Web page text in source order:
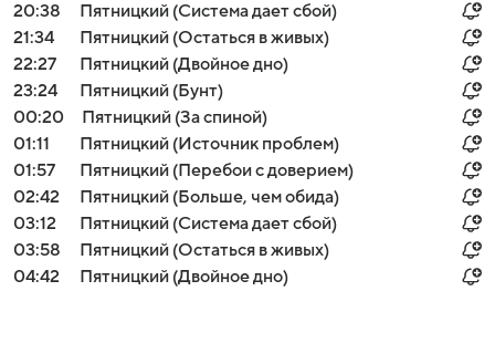
20:38
Пятницкий (Система дает сбой)
21:34
Пятницкий (Остаться в живых)
22:27
Пятницкий (Двойное дно)
23:24
Пятницкий (Бунт)
00:20
Пятницкий (За спиной)
01:11
Пятницкий (Источник проблем)
01:57
Пятницкий (Перебои с доверием)
02:42
Пятницкий (Больше, чем обида)
03:12
Пятницкий (Система дает сбой)
03:58
Пятницкий (Остаться в живых)
04:42
Пятницкий (Двойное дно)